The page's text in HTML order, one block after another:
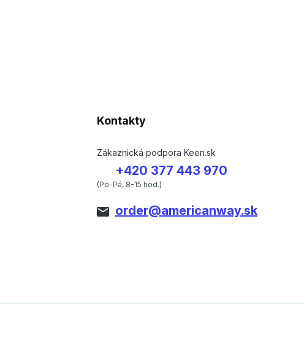
Kontakty
Zákaznická podpora Keen.sk
+420 377 443 970
(Po-Pá, 8-15 hod.)
order@americanway.sk